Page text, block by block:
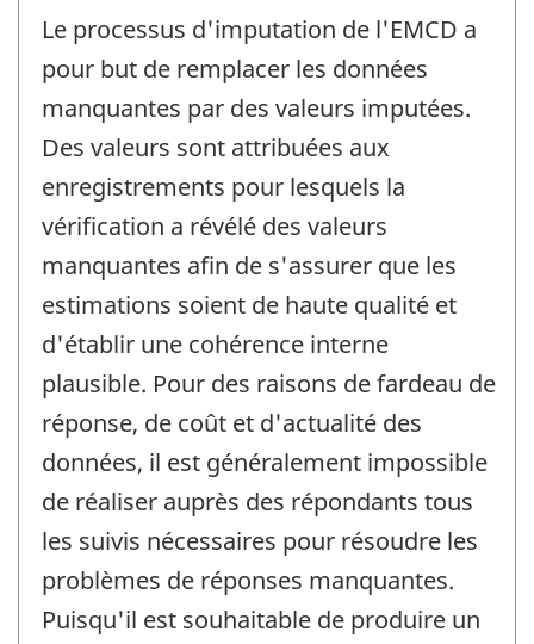
Le processus d'imputation de l'EMCD a
pour but de remplacer les données
manquantes par des valeurs imputées.
Des valeurs sont attribuées aux
enregistrements pour lesquels la
vérification a révélé des valeurs
manquantes afin de s'assurer que les
estimations soient de haute qualité et
d'établir une cohérence interne
plausible. Pour des raisons de fardeau de
réponse, de coût et d'actualité des
données, il est généralement impossible
de réaliser auprès des répondants tous
les suivis nécessaires pour résoudre les
problèmes de réponses manquantes.
Puisqu'il est souhaitable de produire un